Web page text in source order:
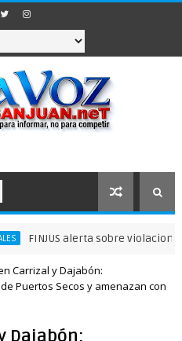
alerta sobre violaciones a
Carrizal y Dajabón:
Puertos Secos y amenazan con
Dajabón: